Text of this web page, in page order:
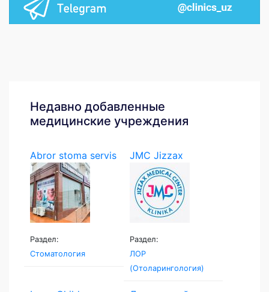
Недавно добавленные
медицинские учреждения
Abror stoma servis
Раздел:
Стоматология
JMC Jizzax
Medical...
Раздел:
ЛОР
(Отоларингология)